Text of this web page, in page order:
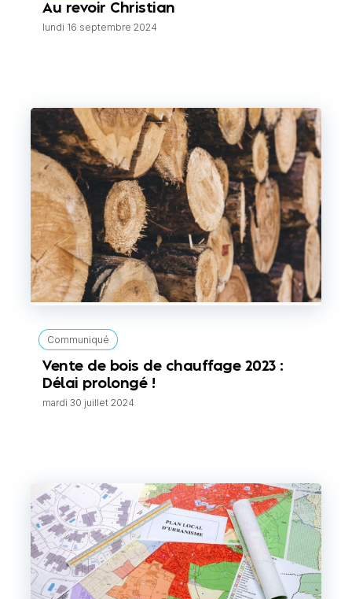
Au revoir Christian
lundi 16 septembre 2024
Communiqué
Vente de bois de chauffage 2023 :
Délai prolongé !
mardi 30 juillet 2024